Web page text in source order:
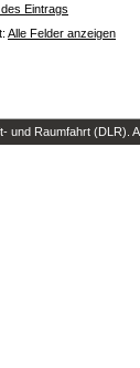
Eintrags
Alle Felder anzeigen
Raumfahrt (DLR).